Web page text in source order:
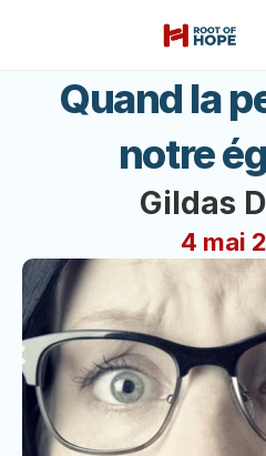
Quand la
notre
Gildas
4 mai